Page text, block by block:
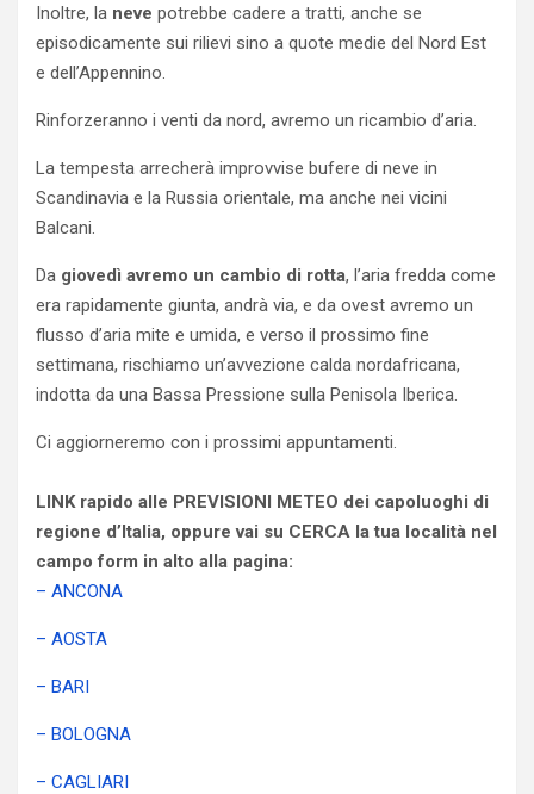
Inoltre, la neve potrebbe cadere a tratti, anche se
episodicamente sui rilievi sino a quote medie del Nord Est
e dell’Appennino.
Rinforzeranno i venti da nord, avremo un ricambio d’aria.
La tempesta arrecherà improvvise bufere di neve in
Scandinavia e la Russia orientale, ma anche nei vicini
Balcani.
Da giovedì avremo un cambio di rotta, l’aria fredda come
era rapidamente giunta, andrà via, e da ovest avremo un
flusso d’aria mite e umida, e verso il prossimo fine
settimana, rischiamo un’avvezione calda nordafricana,
indotta da una Bassa Pressione sulla Penisola Iberica.
Ci aggiorneremo con i prossimi appuntamenti.
LINK rapido alle PREVISIONI METEO dei capoluoghi di
regione d’Italia, oppure vai su CERCA la tua località nel
campo form in alto alla pagina:
– ANCONA
– AOSTA
– BARI
– BOLOGNA
– CAGLIARI